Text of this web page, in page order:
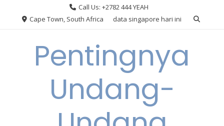
Call Us: +2782 444 YEAH
Cape Town, South Africa
data singapore hari ini
Pentingnya
Undang-